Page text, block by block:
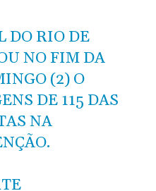
DO RIO DE
NO FIM DA
(2) O
DE 115 DAS
NA